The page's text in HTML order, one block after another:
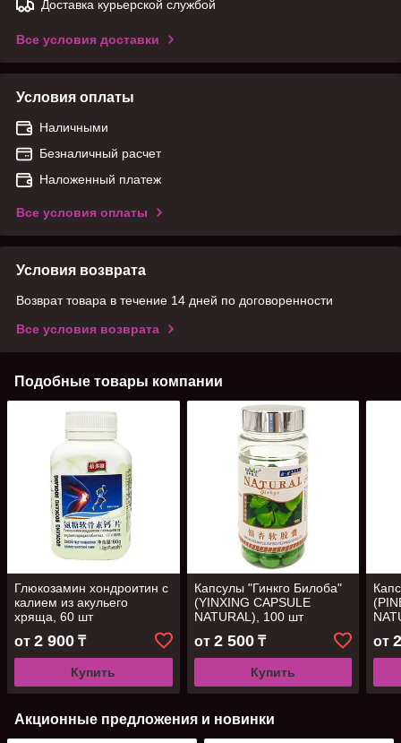
Доставка курьерской службой
Все условия доставки
Условия оплаты
Наличными
Безналичный расчет
Наложенный платеж
Все условия оплаты
Условия возврата
Возврат товара в течение 14 дней по договоренности
Все условия возврата
Подобные товары компании
Глюкозамин хондроитин с
калием из акульего
хряща, 60 шт
от 2 900 ₸
Купить
Капсулы "Гинкго Билоба"
(YINXING CAPSULE
NATURAL), 100 шт
от 2 500₸
Купить
от
Акционные предложения и новинки